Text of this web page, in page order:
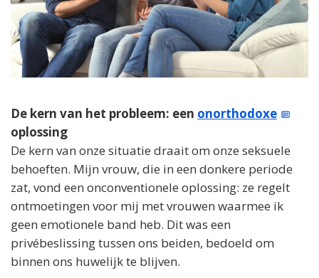
De kern van het probleem: een onorthodoxe
oplossing
De kern van onze situatie draait om onze seksuele
behoeften. Mijn vrouw, die in een donkere periode
zat, vond een onconventionele oplossing: ze regelt
ontmoetingen voor mij met vrouwen waarmee ik
geen emotionele band heb. Dit was een
privébeslissing tussen ons beiden, bedoeld om
binnen ons huwelijk te blijven.